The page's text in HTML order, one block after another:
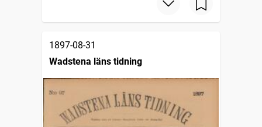
1897-08-31
Wadstena läns tidning